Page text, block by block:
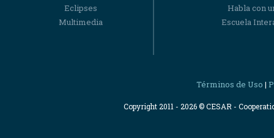
Eclipses
Multimedia
Habla con
Escuela
Términos de Uso |
Copyright 2011 - 2026 © CESAR -